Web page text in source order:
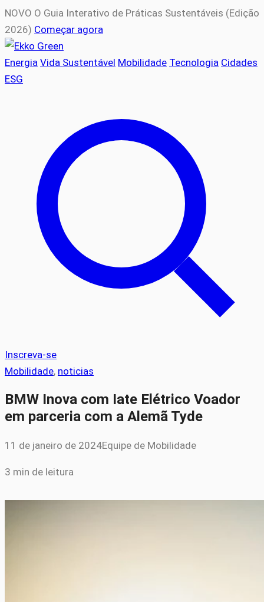
NOVO O Guia Interativo de Práticas Sustentáveis (Edição
2026) Começar agora
Energia Vida Sustentável Mobilidade Tecnologia Cidades
ESG
Inscreva-se
Mobilidade, noticias
BMW Inova com Iate Elétrico Voador
em parceria com a Alemã Tyde
11 de janeiro de 2024Equipe de Mobilidade
3 min de leitura